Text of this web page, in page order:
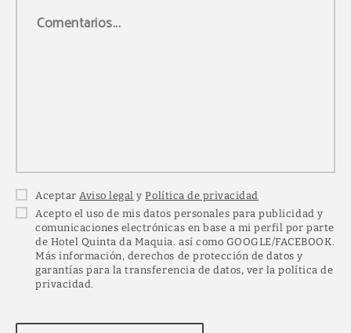
Comentarios...
AceptarAviso legal yPolítica de privacidad
Acepto el uso de mis datos personales para publicidad y
comunicaciones electrónicas en base a mi perfil por parte
de Hotel Quinta da Maquia. así como GOOGLE/FACEBOOK.
Más información, derechos de protección de datos y
garantías para la transferencia de datos, ver la política de
privacidad.